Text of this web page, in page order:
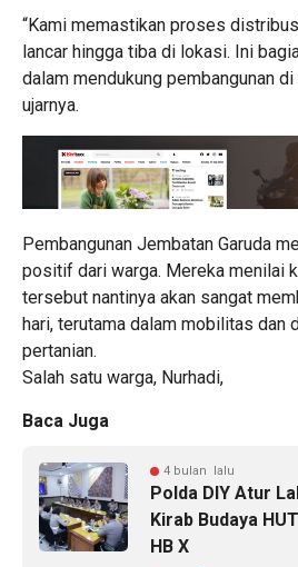
“Kami memastikan proses
lancar hingga tiba di lokasi. Ini
dalam mendukung pembangunan di
ujarnya.
Pembangunan Jembatan Garuda
positif dari warga. Mereka menilai
tersebut nantinya akan sangat
hari, terutama dalam mobilitas dan
pertanian.
Salah satu warga, Nurhadi,
Baca Juga
4 bulan lalu
Polda DIY Atur
Kirab Budaya
HB X